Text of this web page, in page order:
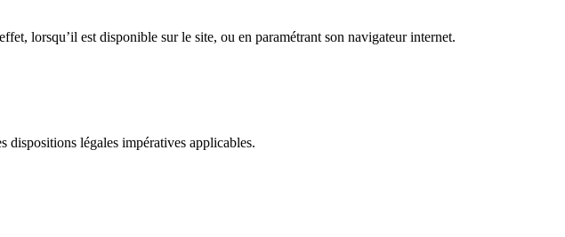
lorsqu’il est disponible sur le site, ou en paramétrant son navigateur internet.
dispositions légales impératives applicables.